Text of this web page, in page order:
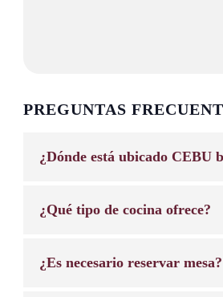
PREGUNTAS
¿Dónde está ubicado CEBU
¿Qué tipo de cocina ofrece?
¿Es necesario reservar mesa?